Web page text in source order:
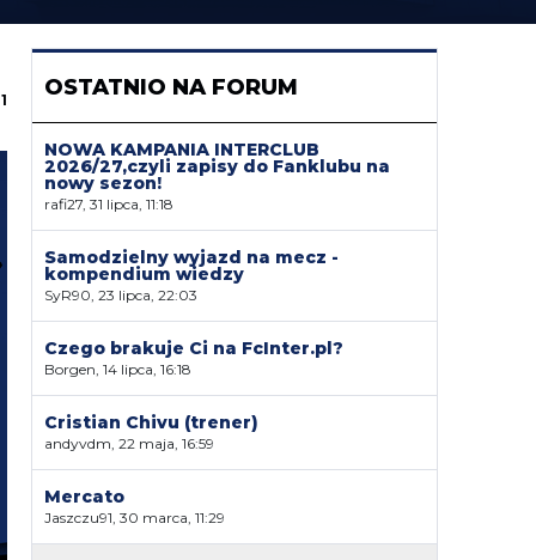
1 OSTATNIO NA FORUM
NOWA KAMPANIA INTERCLUB
2026/27,czyli zapisy do Fanklubu na
nowy sezon!
rafi27, 31 lipca, 11:18
Samodzielny wyjazd na mecz -
kompendium wiedzy
SyR90, 23 lipca, 22:03
Czego brakuje Ci na FcInter.pl?
Borgen, 14 lipca, 16:18
Cristian Chivu (trener)
andyvdm, 22 maja, 16:59
Mercato
Jaszczu91, 30 marca, 11:29